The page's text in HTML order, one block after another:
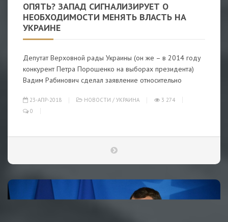
ОПЯТЬ? ЗАПАД СИГНАЛИЗИРУЕТ О
НЕОБХОДИМОСТИ МЕНЯТЬ ВЛАСТЬ НА
УКРАИНЕ
Депутат Верховной рады Украины (он же – в 2014 году
конкурент Петра Порошенко на выборах президента)
Вадим Рабинович сделал заявление относительно
23-АПР-2018 НОВОСТИ / УКРАИНА
3 274
0